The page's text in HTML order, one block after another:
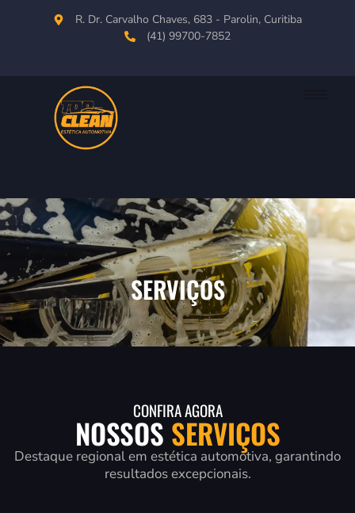
R. Dr. Carvalho Chaves, 683 - Parolin, Curitiba
(41) 99700-7852
SERVIÇOS
CONFIRA AGORA
NOSSOS SERVIÇOS
Destaque regional em estética automotiva, garantindo
resultados excepcionais.